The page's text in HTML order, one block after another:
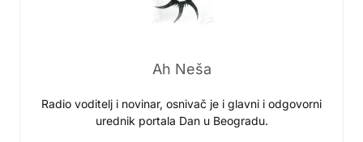
Ah Neša
Radio voditelj i novinar, osnivač je i glavni i odgovorni
urednik portala Dan u Beogradu.